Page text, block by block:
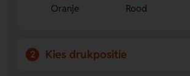
ontwerpen toe voor promotie of cadeau.
Oranje Rood
2 Kies drukpositie